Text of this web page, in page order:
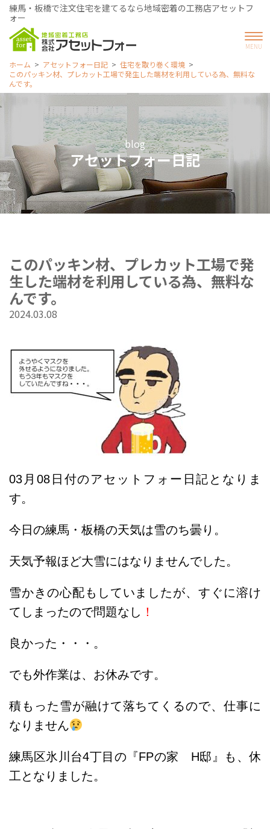
練馬・板橋で注文住宅を建てるなら地域密着の工務店アセットフ
ォー
ホーム アセットフォー日記
住宅を取り巻く環境
このパッキン材、プレカット工場で発生した端材を利用している為、無料な
んです。
blog
アセットフォー日記
このパッキン材、プレカット工場で発
生した端材を利用している為、無料な
んです。
2024.03.08
03 月08日付のアセットフォー日記となりま
す。
今日の練馬・板橋の天気は雪のち曇り 。
天気予報ほど大雪にはなりませんでした。
雪かきの心配もしていましたが、すぐに溶け
てしまったので問題なし ！
良かった・・・。
でも外作業は、お休みです。
積もった雪が融けて落ちてくるので、仕事に
なりません
練馬区氷川台4丁目の『FPの家 H邸』も、休
工となりました。